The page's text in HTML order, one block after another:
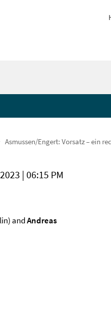
Asmussen/Engert: Vorsatz – ein
| 06:15 PM
andAndreas